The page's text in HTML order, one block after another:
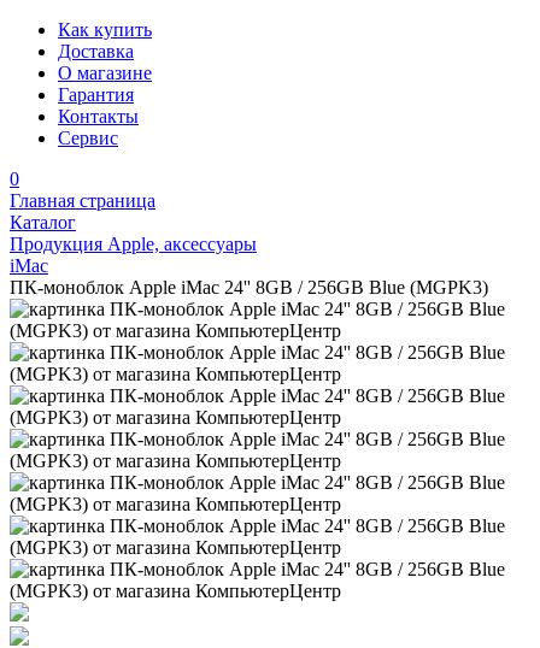
Как купить
Доставка
О магазине
Гарантия
Контакты
Сервис
0
Главная страница
Каталог
Продукция Apple, аксессуары
iMac
ПК-моноблок Apple iMac 24'' 8GB / 256GB Blue (MGPK3)